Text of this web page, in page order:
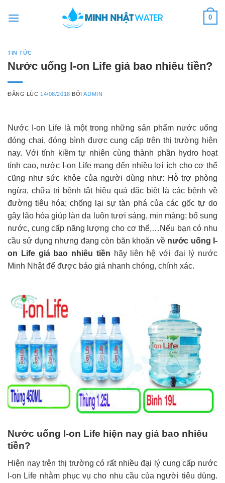
0
TIN TỨC
Nước uống I-on Life giá bao nhiêu tiền?
ĐĂNG LÚC 14/08/2018 BỞIADMIN
Nước I-on Life là một trong những sản phẩm nước uống
đóng chai, đóng bình được cung cấp trên thị trường hiện
nay. Với tính kiềm tự nhiên cùng thành phần hydro hoạt
tính cao, nước I-on Life mang đến nhiều lợi ích cho cơ thể
cũng như sức khỏe của người dùng như: Hỗ trợ phòng
ngừa, chữa trị bệnh tật hiệu quả đặc biệt là các bệnh về
đường tiêu hóa; chống lại sự tàn phá của các gốc tự do
gây lão hóa giúp làn da luôn tươi sáng, mịn màng; bổ sung
nước, cung cấp năng lượng cho cơ thể,…Nếu bạn có nhu
cầu sử dụng nhưng đang còn băn khoăn về nước uống I-
on Life giá bao nhiêu tiền hãy liên hệ với đại lý nước
Minh Nhật để được báo giá nhanh chóng, chính xác.
Nước uống I-on Life hiện nay giá bao nhiêu
tiền?
Hiện nay trên thị trường có rất nhiều đại lý cung cấp nước
I-on Life nhằm phục vụ cho nhu cầu của người tiêu dùng.